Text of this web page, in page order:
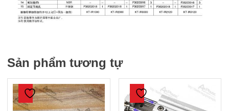
Sản phẩm tương tự